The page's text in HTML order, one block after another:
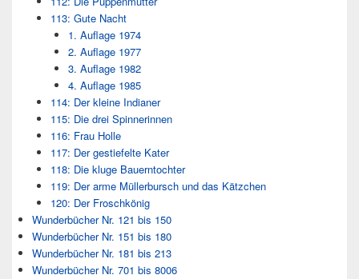
113: Gute Nacht
1. Auflage 1974
2. Auflage 1977
3. Auflage 1982
4. Auflage 1985
114: Der kleine Indianer
115: Die drei Spinnerinnen
116: Frau Holle
117: Der gestiefelte Kater
118: Die kluge Bauerntochter
119: Der arme Müllerbursch und das Kätzchen
120: Der Froschkönig
Wunderbücher Nr. 121 bis 150
Wunderbücher Nr. 151 bis 180
Wunderbücher Nr. 181 bis 213
Wunderbücher Nr. 701 bis 8006